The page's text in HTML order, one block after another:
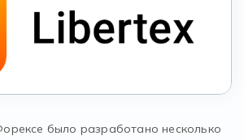
было разработано несколько